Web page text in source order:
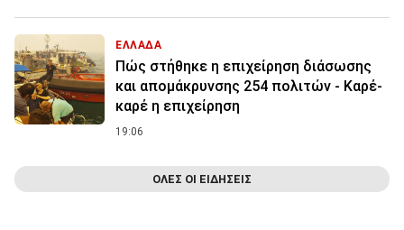
ΕΛΛΑΔΑ
Πώς στήθηκε η επιχείρηση διάσωσης
και απομάκρυνσης 254 πολιτών - Καρέ-
καρέ η επιχείρηση
19:06
ΟΛΕΣ ΟΙ ΕΙΔΗΣΕΙΣ